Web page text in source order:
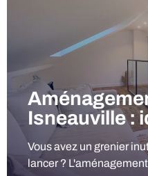
Isneauville :
Vous avez un grenier
lancer ?